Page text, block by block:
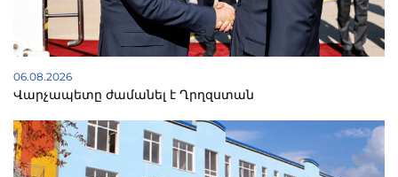
06.08.2026
Վարչապետը ժամանել է Ղրղզստան